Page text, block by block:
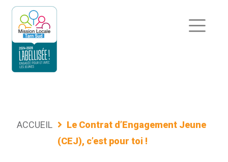
Aller
contenu
ACCUEIL
Le Contrat d’Engagement Jeune
(CEJ), c’est pour toi !